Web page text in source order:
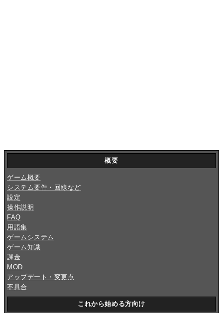
概要
ゲーム概要
システム要件・回線など
設定
操作説明
FAQ
用語集
ゲームシステム
ゲーム知識
課金
MOD
アップデート・変更点
不具合
これから始める方向け